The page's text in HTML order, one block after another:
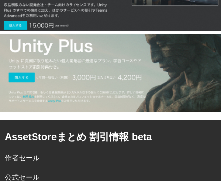
AssetStoreまとめ 割引情報 beta
作者セール
公式セール